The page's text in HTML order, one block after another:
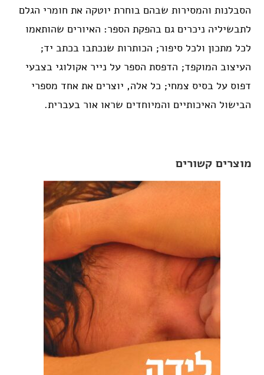
הסבלנות והמסירות שבהם בוחרת יוטקה את חומרי הגלם
לתבשיליה ניכרים גם בהפקת הספר: האיורים שהותאמו
לכל מתכון ולכל סיפור; הכותרות שנכתבו בכתב יד;
העיצוב המוקפד; הדפסת הספר על נייר אקולוגי בצבעי
דפוס על בסיס צמחי; כל אלה, יוצרים את אחד מספרי
הבישול האיכותיים והמיוחדים שראו אור בעברית.
מוצרים קשורים